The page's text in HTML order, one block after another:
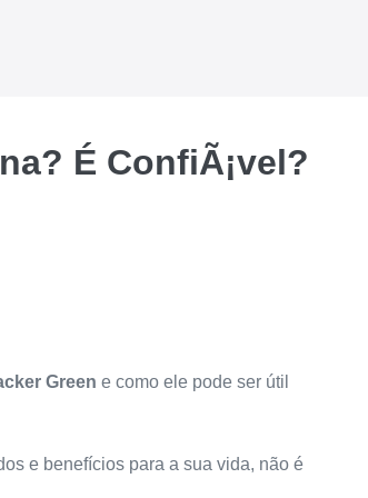
É ConfiÃ¡vel?
Green e como ele pode ser útil
e benefícios para a sua vida, não é